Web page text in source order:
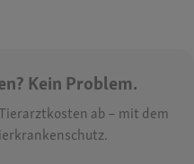
Kein Problem.
ab – mit dem